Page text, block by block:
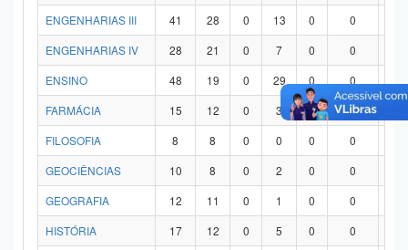
ENGENHARIAS III
41 28 0 13 0 0
ENGENHARIAS IV
28 21 0 7 0 0
ENSINO
48 19 0 29 0 0
FARMÁCIA
15 12 0 3 0 0
FILOSOFIA
8 8 0 0 0 0
GEOCIÊNCIAS
10 8 0 2 0 0
GEOGRAFIA
12 11 0 1 0 0
HISTÓRIA
17 12 0 5 0 0